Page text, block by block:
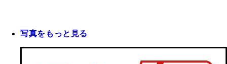
写真をもっと見る